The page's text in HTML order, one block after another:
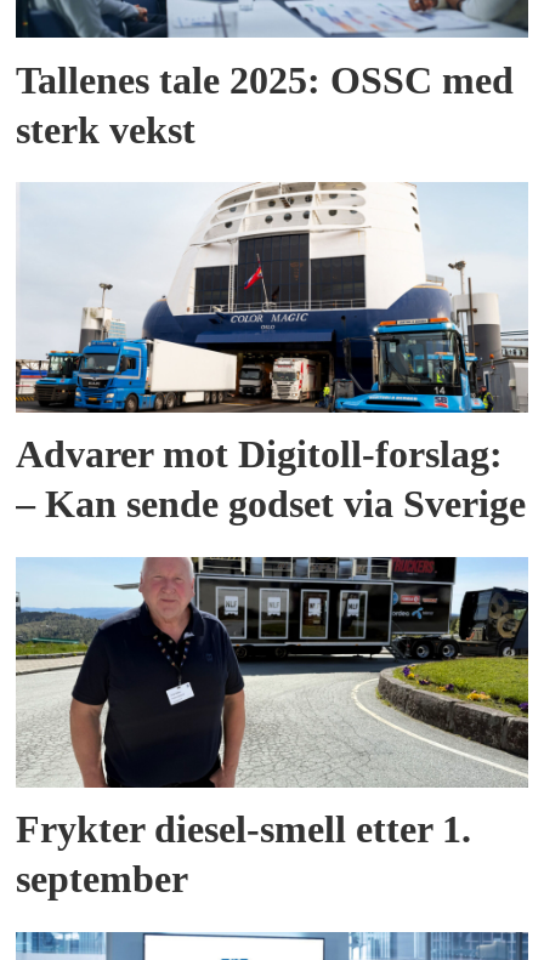
Tallenes tale 2025: OSSC med
sterk vekst
Advarer mot Digitoll-forslag:
– Kan sende godset via Sverige
Frykter diesel-smell etter 1.
september